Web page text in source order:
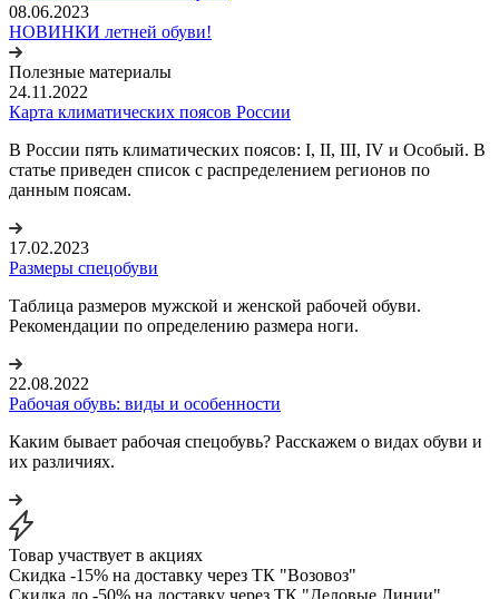
08.06.2023
НОВИНКИ летней обуви!
Полезные материалы
24.11.2022
Карта климатических поясов России
В России пять климатических поясов: I, II, III, IV и Особый. В
статье приведен список с распределением регионов по
данным поясам.
17.02.2023
Размеры спецобуви
Таблица размеров мужской и женской рабочей обуви.
Рекомендации по определению размера ноги.
22.08.2022
Рабочая обувь: виды и особенности
Каким бывает рабочая спецобувь? Расскажем о видах обуви и
их различиях.
Товар участвует в акциях
Скидка -15% на доставку через ТК "Возовоз"
Скидка до -50% на доставку через ТК "Деловые Линии"